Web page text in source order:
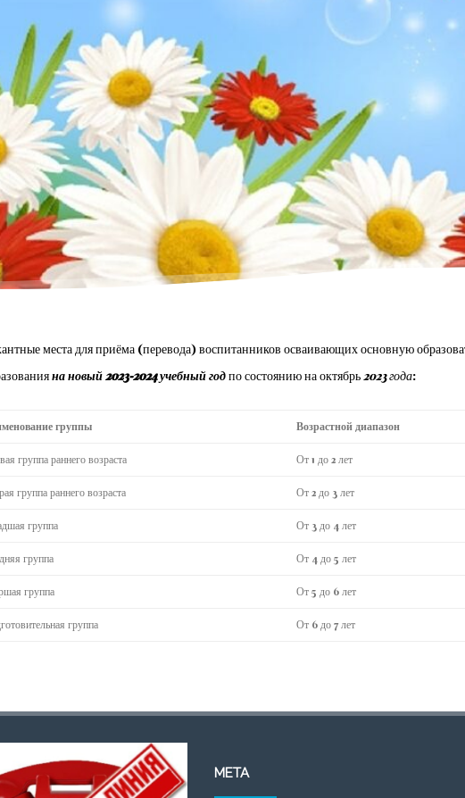
места для приёма (перевода) воспитанников осваивающих основную
на новый 2023-2024 учебный годпо состоянию на октябрь2023 года:
группы Возрастной диапазон
группа раннего возраста От 1 до 2 лет
группа раннего возраста От 2 до 3 лет
группа От 3 до 4 лет
группа От 4 до 5 лет
группа От 5 до 6 лет
группа От 6 до 7 лет
МЕТА